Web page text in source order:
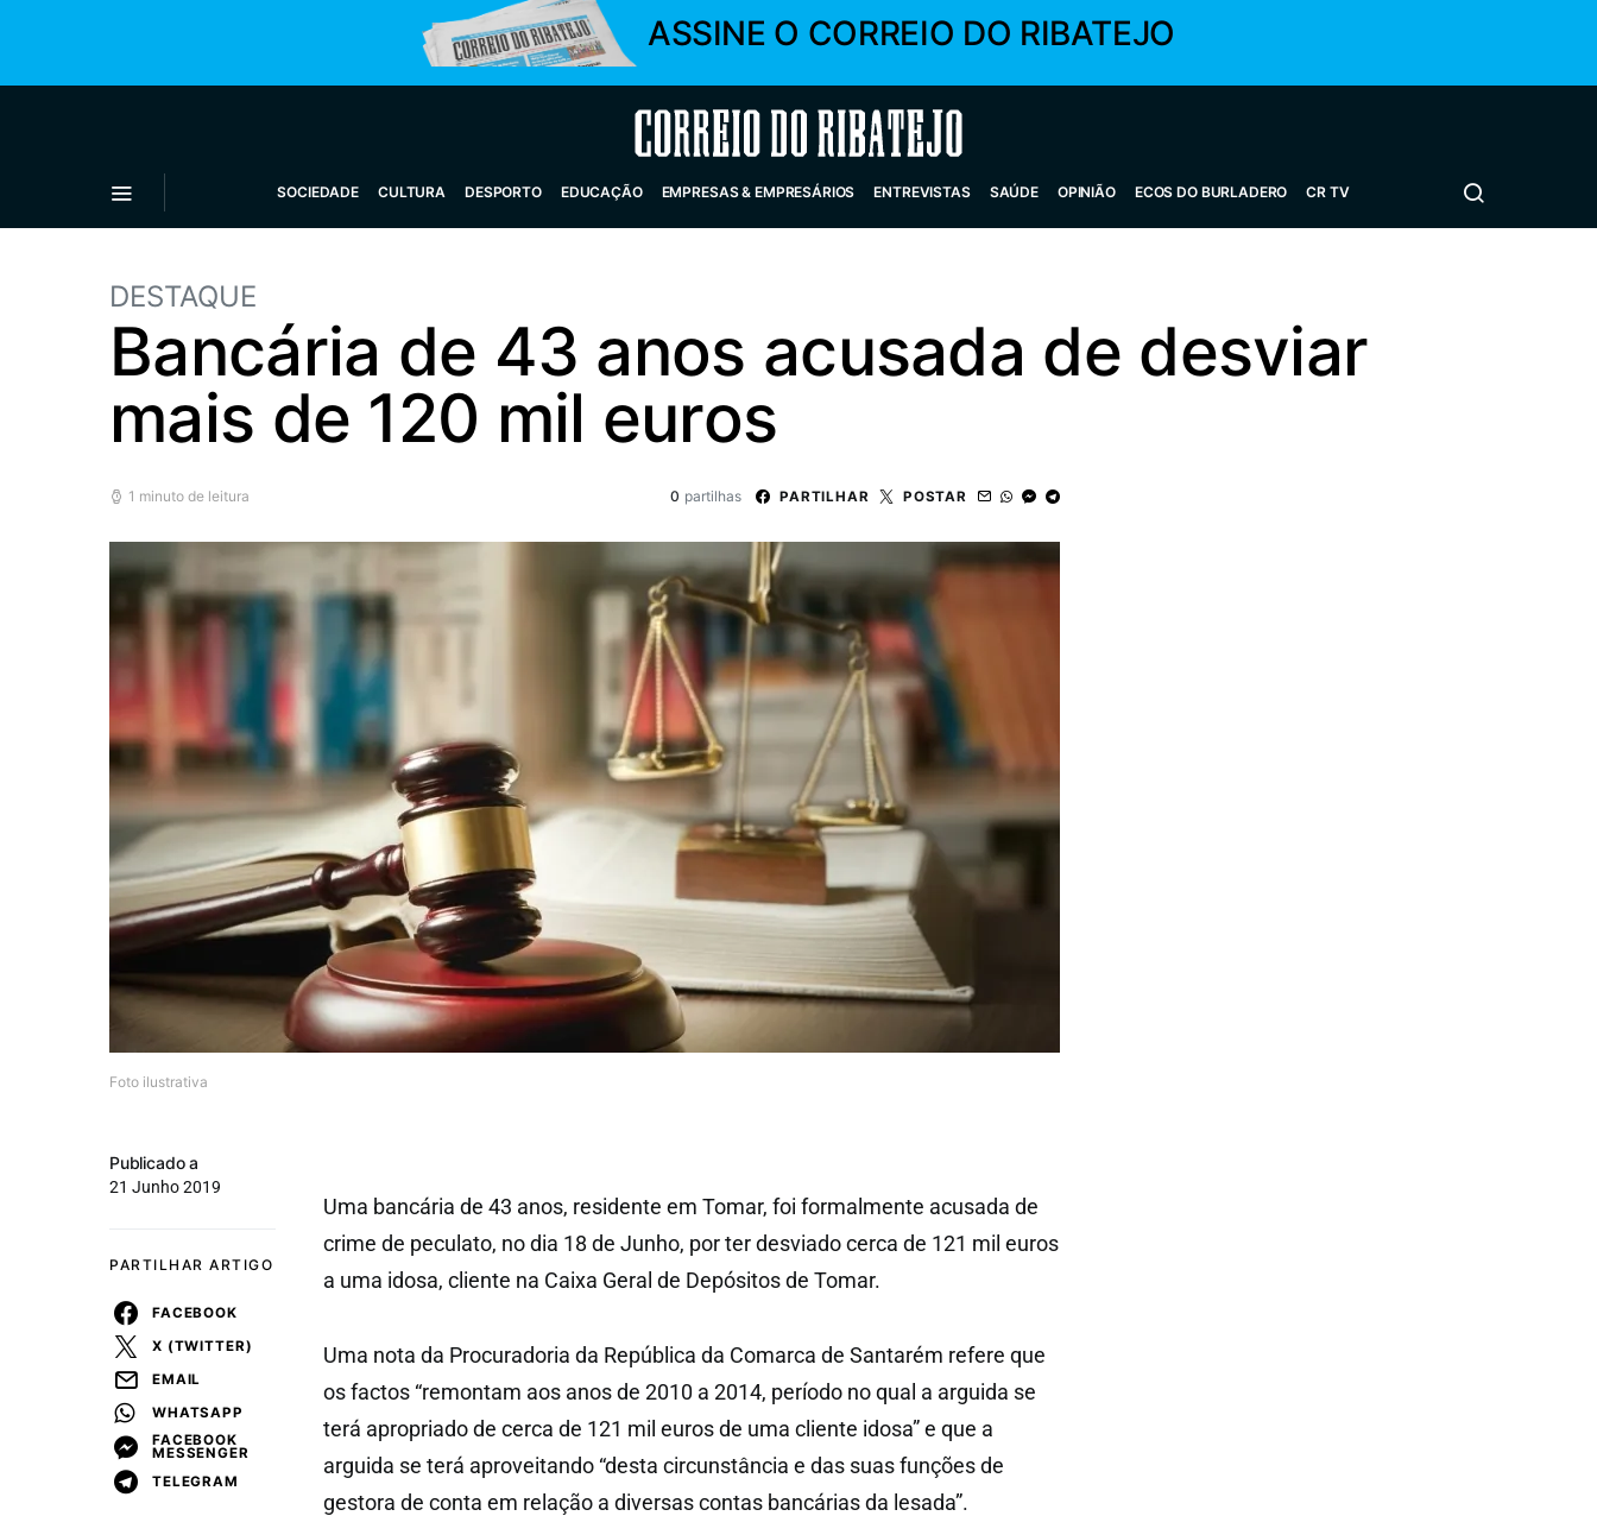
ASSINE O CORREIO DO RIBATEJO
Correio do Ribatejo
SOCIEDADE CULTURA DESPORTO EDUCAÇÃO EMPRESAS & EMPRESÁRIOS ENTREVISTAS SAÚDE OPINIÃO ECOS DO BURLADERO CR TV
DESTAQUE
Bancária de 43 anos acusada de desviar
mais de 120 mil euros
1 minuto de leitura 0 partilhas PARTILHAR POSTAR
Foto ilustrativa
Publicado a
21 Junho 2019
PARTILHAR ARTIGO
FACEBOOK
X (TWITTER)
EMAIL
WHATSAPP
FACEBOOK
MESSENGER
TELEGRAM
Uma bancária de 43 anos, residente em Tomar, foi formalmente acusada de
crime de peculato, no dia 18 de Junho, por ter desviado cerca de 121 mil euros
a uma idosa, cliente na Caixa Geral de Depósitos de Tomar.
Uma nota da Procuradoria da República da Comarca de Santarém refere que
os factos “remontam aos anos de 2010 a 2014, período no qual a arguida se
terá apropriado de cerca de 121 mil euros de uma cliente idosa” e que a
arguida se terá aproveitando “desta circunstância e das suas funções de
gestora de conta em relação a diversas contas bancárias da lesada”.